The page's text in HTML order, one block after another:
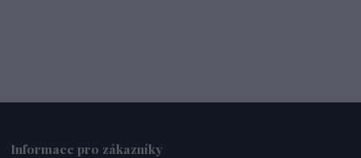
Informace pro zákazníky